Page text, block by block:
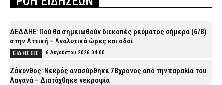
ΔΕΔΔΗΕ: Πού θα σημειωθούν διακοπές ρεύματος σήμερα (6/8)
στην Αττική – Αναλυτικά ώρες και οδοί
ΕΙΔΗΣΕΙΣ 6 Αυγούστου 2026 04:00
Ζάκυνθος: Νεκρός ανασύρθηκε 78χρονος από την παραλία του
Λαγανά – Διατάχθηκε νεκροψία